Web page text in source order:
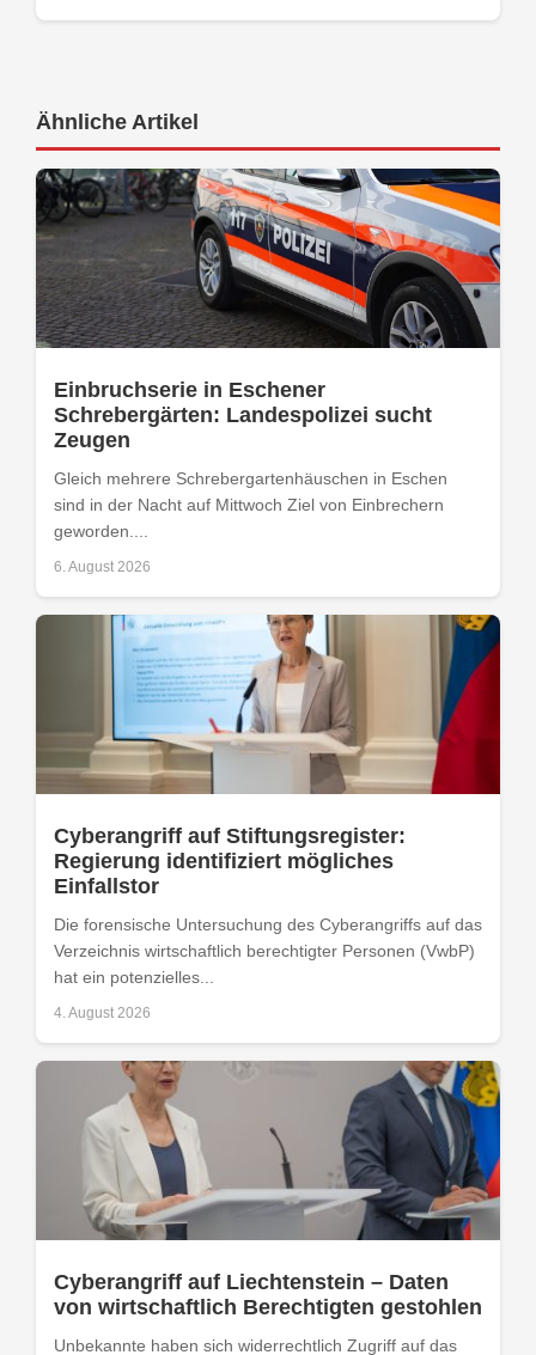
Ähnliche Artikel
Einbruchserie in Eschener
Schrebergärten: Landespolizei sucht
Zeugen
Gleich mehrere Schrebergartenhäuschen in Eschen
sind in der Nacht auf Mittwoch Ziel von Einbrechern
geworden....
6. August 2026
Cyberangriff auf Stiftungsregister:
Regierung identifiziert mögliches
Einfallstor
Die forensische Untersuchung des Cyberangriffs auf das
Verzeichnis wirtschaftlich berechtigter Personen (VwbP)
hat ein potenzielles...
4. August 2026
Cyberangriff auf Liechtenstein – Daten
von wirtschaftlich Berechtigten gestohlen
Unbekannte haben sich widerrechtlich Zugriff auf das